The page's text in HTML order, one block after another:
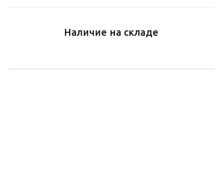
Наличие на складе